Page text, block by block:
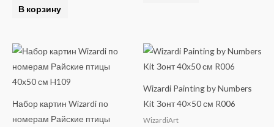
В корзину
Набор картин Wizardi по
номерам Райские птицы
Wizardi Painting by Numbers
Kit Зонт 40×50 см R006
WizardiArt